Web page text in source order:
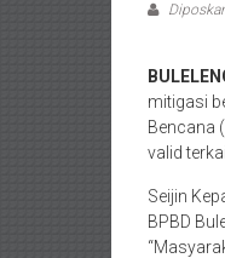
mitigasi
Bencana
valid
Seijin
BPBD